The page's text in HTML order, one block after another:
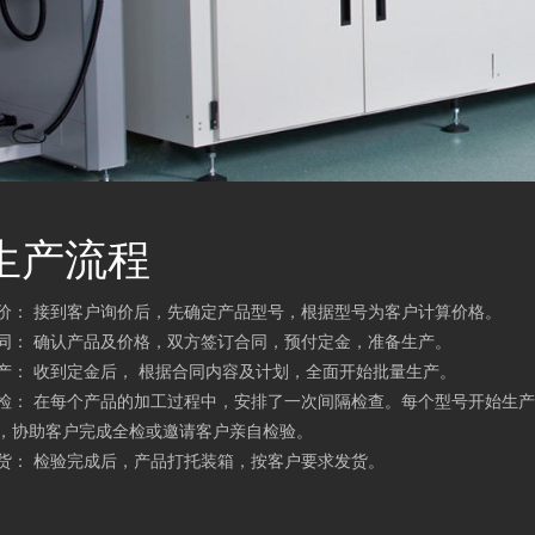
产流程
： 接到客户询价后，先确定产品型号，根据型号为客户计算价格。
： 确认产品及价格，双方签订合同，预付定金，准备生产。
： 收到定金后， 根据合同内容及计划，全面开始批量生产。
： 在每个产品的加工过程中，安排了一次间隔检查。每个型号开始生
协助客户完成全检或邀请客户亲自检验。
： 检验完成后，产品打托装箱，按客户要求发货。